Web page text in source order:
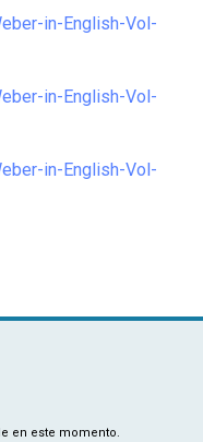
in-English-Vol-
in-English-Vol-
in-English-Vol-
en este momento.